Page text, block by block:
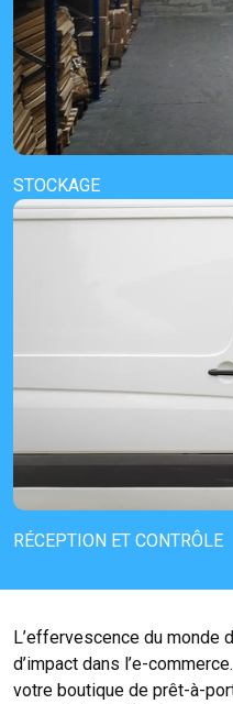
STOCKAGE
RÉCEPTION ET CONTRÔLE
L’effervescence du monde
d’impact dans l’e-
votre boutique de prêt-à-